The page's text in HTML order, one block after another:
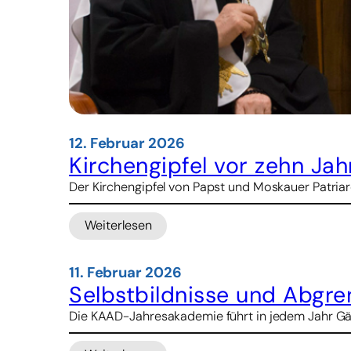
12. Februar 2026
Kirchengipfel vor zehn
Der Kirchengipfel von Papst und Moskauer
Weiterlesen
:
vor
zehn
Jahren:
Als
Papst
11. Februar 2026
Selbstbildnisse und
Die KAAD-Jahresakademie führt in jedem Jahr